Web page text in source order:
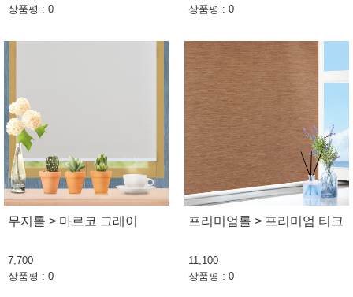
상품평 : 0
상품평 : 0
무지롤 > 마르코 그레이
7,700
상품평 : 0
프리미엄롤 > 프리미엄 티크
11,100
상품평 : 0